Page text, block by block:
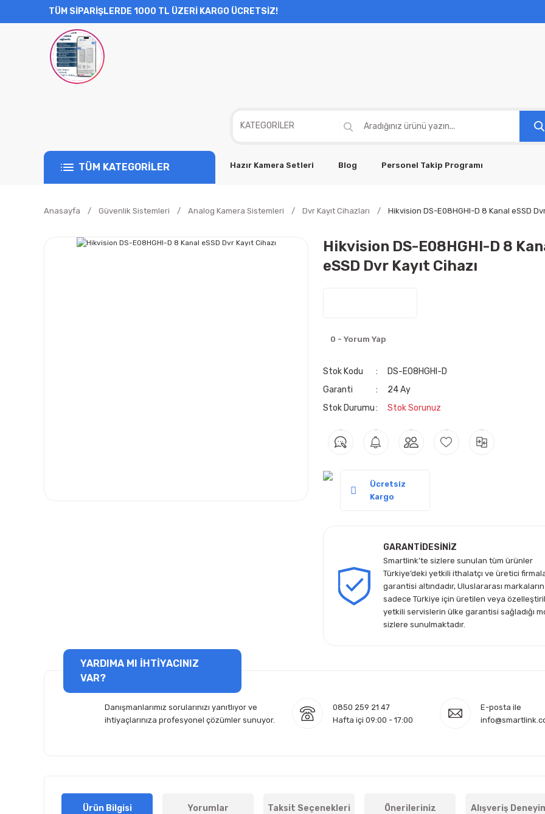
TÜM SİPARİŞLERDE 1000 TL ÜZERİ KARGO ÜCRETSİZ!
TÜM KATEGORİLER Hazır Kamera Setleri Blog Personel Takip Programı
Anasayfa Güvenlik Sistemleri Analog Kamera Sistemleri Dvr Kayıt Cihazları Hikvision DS-E08HGHI-D 8 Kanal eSSD Dvr
Hikvision DS-E08HGHI-D 8
eSSD Dvr Kayıt Cihazı
0 - Yorum Yap
Stok Kodu
DS-E08HGHI-D
Garanti
24 Ay
Stok Durumu
Stok Sorunuz
Ücretsiz
Kargo
GARANTİDESİNİZ
Smartlink’te sizlere sunulan tüm ürünler
Türkiye’deki yetkili ithalatçı ve üretici
garantisi altındadır, Uluslararası markaların
sadece Türkiye için üretilen veya
yetkili servislerin ülke garantisi sağladığı
sizlere sunulmaktadır.
YARDIMA MI İHTİYACINIZ
VAR?
Danışmanlarımız sorularınızı yanıtlıyor ve
ihtiyaçlarınıza profesyonel çözümler sunuyor.
0850 259 21 47
Hafta içi 09:00 - 17:00
E-posta ile
Ürün Bilgisi Yorumlar Taksit Seçenekleri Önerileriniz Alışveriş